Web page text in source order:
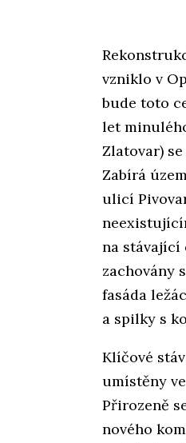
vzniklo v
bude toto
let
Zlatovar)
Zabírá
ulicí
na stávající
zachovány
fasáda
a spilky s
Klíčové
umístěny
Přirozeně
nového